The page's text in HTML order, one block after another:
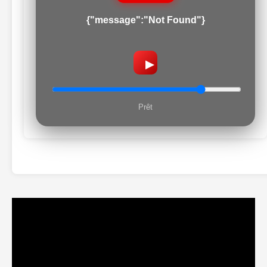
{"message":"Not Found"}
▶
Prêt